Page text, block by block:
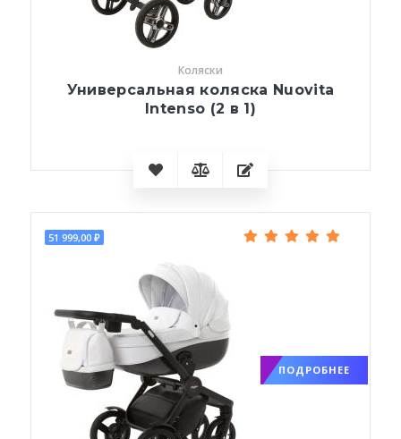
Коляски
Универсальная коляска Nuovita
Intenso (2 в 1)
51 999,00 ₽
ПОДРОБНЕЕ